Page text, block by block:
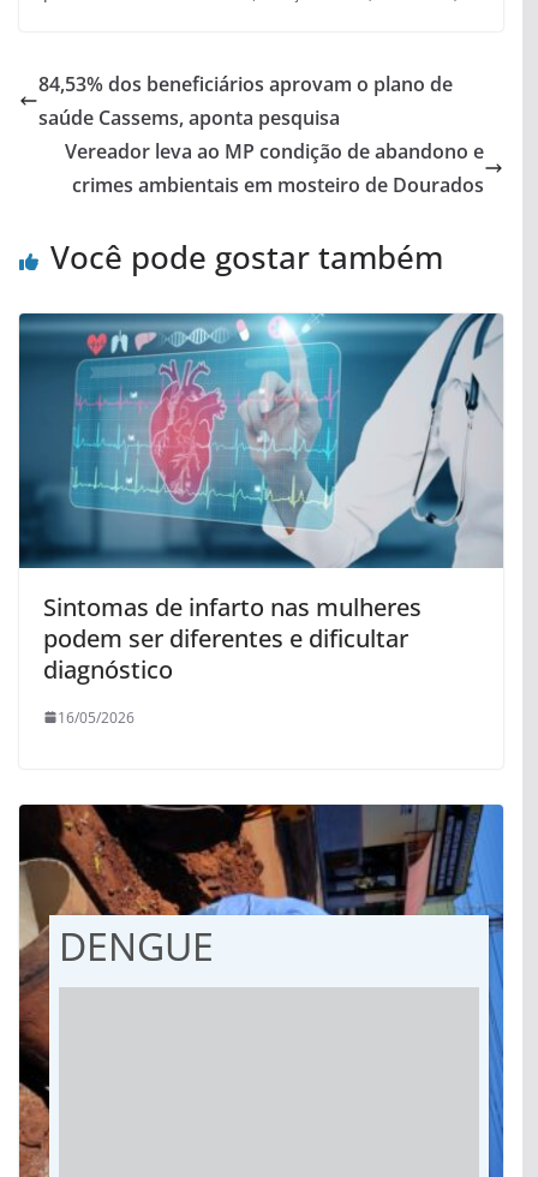
84,53% dos beneficiários aprovam o plano de
saúde Cassems, aponta pesquisa
Vereador leva ao MP condição de abandono e
crimes ambientais em mosteiro de Dourados
Você pode gostar também
Sintomas de infarto nas mulheres
podem ser diferentes e dificultar
diagnóstico
16/05/2026
DENGUE